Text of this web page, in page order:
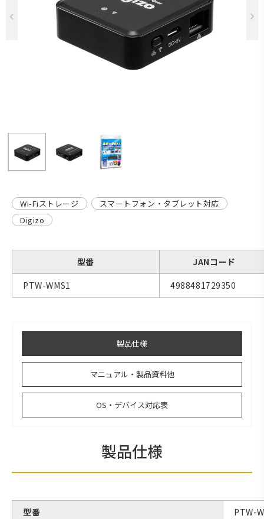
Previous
Wi-Fiストレージ
スマートフォン・タブレット対応
Digizo
型番
JANコード
PTW-WMS1
4988481729350
製品仕様
マニュアル・製品資料他
OS・デバイス対応表
製品仕様
型番 PTW-